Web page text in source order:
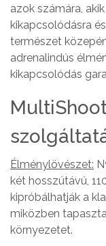
azok számára,
kikapcsolódásra
természet
adrenalindús
kikapcsolódás
Élménylövészet:
két hosszútávú,
kipróbálhatják a
miközben
környezetet.